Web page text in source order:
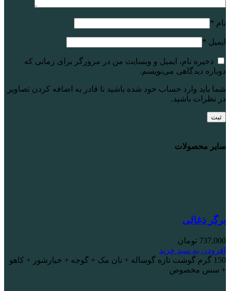
نام *
ایمیل *
ذخیره نام، ایمیل و وبسایت من در مرورگر برای زمانی که
دوباره دیدگاهی می‌نویسم.
شما باید وارد حساب خود شده باشید تا قادر به اضافه کردن تصاویر
در نظرات باشید.
سایر محصولات
برگر ذغالی
737,000 تومان
افزودن به سبد خرید
150 گرم گوشت تازه گوساله + نان مک + گوجه + خیارشور + کاهو
+ سس مخصوص